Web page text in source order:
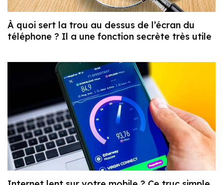
À quoi sert la trou au dessus de l’écran du
téléphone ? Il a une fonction secrète très utile